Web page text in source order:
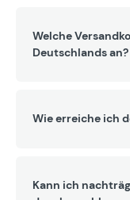
Welche
Deutschlands an?
Wie erreiche ich
Kann ich